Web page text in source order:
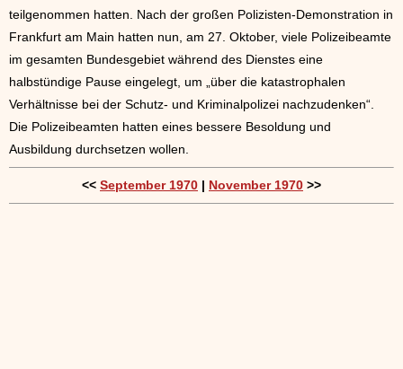
teilgenommen hatten. Nach der großen Polizisten-Demonstration in
Frankfurt am Main hatten nun, am 27. Oktober, viele Polizeibeamte
im gesamten Bundesgebiet während des Dienstes eine
halbstündige Pause eingelegt, um „über die katastrophalen
Verhältnisse bei der Schutz- und Kriminalpolizei nachzudenken“.
Die Polizeibeamten hatten eines bessere Besoldung und
Ausbildung durchsetzen wollen.
<< September 1970 | November 1970 >>